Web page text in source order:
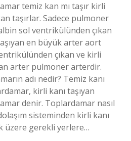
temiz kan mı taşır kirli
taşırlar. Sadece pulmoner
sol ventrikülünden çıkan
en büyük arter aort
çıkan ve kirli
arter pulmoner arterdir.
adı nedir? Temiz kanı
kirli kanı taşıyan
denir. Toplardamar nasıl
sisteminden kirli kanı
üzere gerekli yerlere…